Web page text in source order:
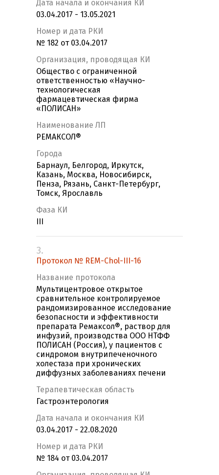
Дата начала и окончания КИ
03.04.2017 - 13.05.2021
Номер и дата РКИ
№ 182 от 03.04.2017
Организация, проводящая КИ
Общество с ограниченной
ответственностью «Научно-
технологическая
фармацевтическая фирма
«ПОЛИСАН»
Наименование ЛП
РЕМАКСОЛ®
Города
Барнаул, Белгород, Иркутск,
Казань, Москва, Новосибирск,
Пенза, Рязань, Санкт-Петербург,
Томск, Ярославль
Фаза КИ
3.
Протокол № REM-Chol-III-16
Название протокола
Мультицентровое открытое
сравнительное контролируемое
рандомизированное исследование
безопасности и эффективности
препарата Ремаксол®, раствор для
инфузий, производства ООО НТФФ
ПОЛИСАН (Россия), у пациентов с
синдромом внутрипеченочного
холестаза при хронических
диффузных заболеваниях печени
Терапевтическая область
Гастроэнтерология
Дата начала и окончания КИ
03.04.2017 - 22.08.2020
Номер и дата РКИ
№ 184 от 03.04.2017